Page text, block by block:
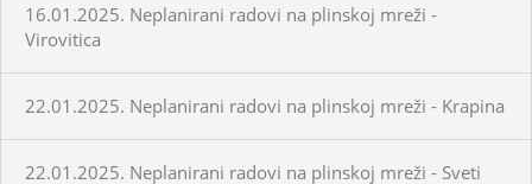
16.01.2025. Neplanirani radovi na plinskoj mreži -
Virovitica
22.01.2025. Neplanirani radovi na plinskoj mreži - Krapina
22.01.2025. Neplanirani radovi na plinskoj mreži - Sveti